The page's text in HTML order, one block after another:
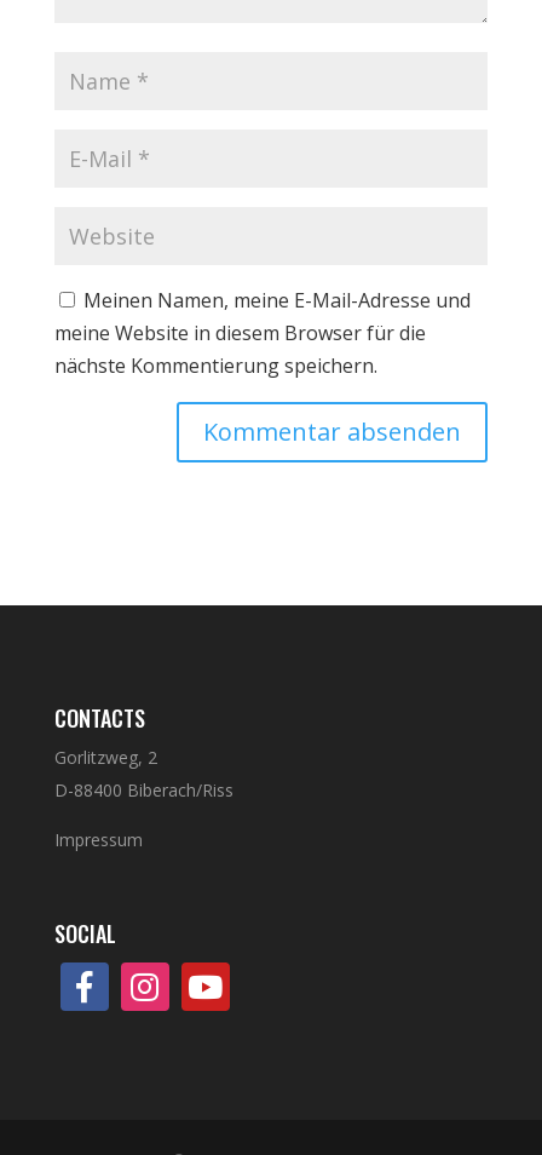
Meinen Namen, meine E-Mail-Adresse und
meine Website in diesem Browser für die
nächste Kommentierung speichern.
CONTACTS
Gorlitzweg, 2
D-88400 Biberach/Riss
Impressum
SOCIAL